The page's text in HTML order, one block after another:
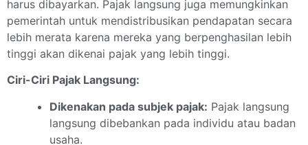
harus dibayarkan. Pajak langsung juga memungkinkan
pemerintah untuk mendistribusikan pendapatan secara
lebih merata karena mereka yang berpenghasilan lebih
tinggi akan dikenai pajak yang lebih tinggi.
Ciri-Ciri Pajak Langsung:
Dikenakan pada subjek pajak: Pajak langsung
langsung dibebankan pada individu atau badan
usaha.